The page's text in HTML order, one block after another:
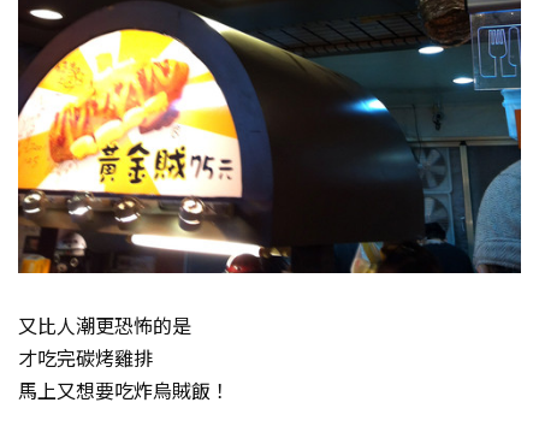
又比人潮更恐怖的是
才吃完碳烤雞排
馬上又想要吃炸烏賊飯！